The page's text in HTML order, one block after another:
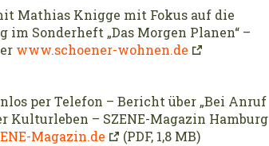
Mathias Knigge mit Fokus auf die
Sonderheft „Das Morgen Planen“ –
www.schoener-wohnen.de
per Telefon – Bericht über „Bei Anruf
Kulturleben – SZENE-Magazin Hamburg
Magazin.de (PDF, 1,8 MB)